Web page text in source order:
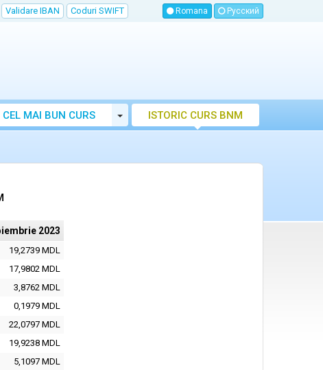
Validare IBAN Coduri SWIFT Romana Русский
CEL MAI BUN CURS
VALUTAR MOLDOVA
Toggle Dropdown
ISTORIC CURS BNM
2023
19,2739 MDL
17,9802 MDL
3,8762 MDL
0,1979 MDL
22,0797 MDL
19,9238 MDL
5,1097 MDL